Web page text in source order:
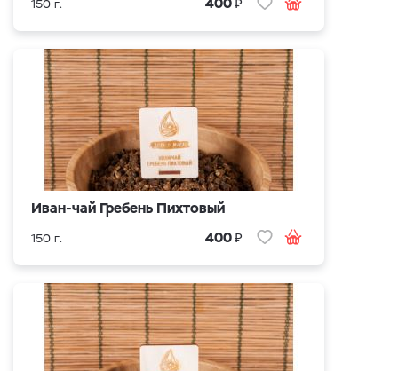
150 г.
Иван-чай Гребень Пихтовый
150 г. 400₽